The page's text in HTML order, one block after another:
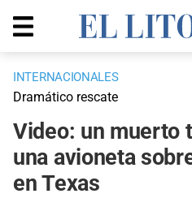
INTERNACIONALES
Dramático rescate
Video: un muerto
una avioneta
en Texas